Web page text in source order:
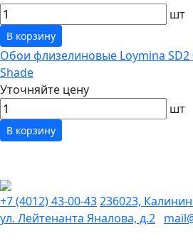
шт
В корзину
Обои флизелиновые Loymina SD2
Shade
Уточняйте цену
шт
В корзину
+7 (4012) 43-00-43236023,
ул. Лейтенанта Яналова, д.2